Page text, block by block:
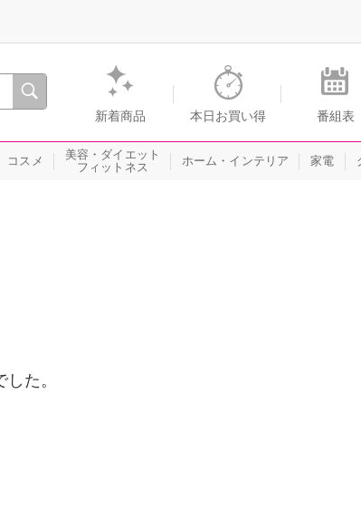
通販・テレビショッピングのショップチャンネル
新着商品 本日お買い得 番組表
コスメ
美容・ダイエット
フィットネス
ホーム・インテリア 家電
た。